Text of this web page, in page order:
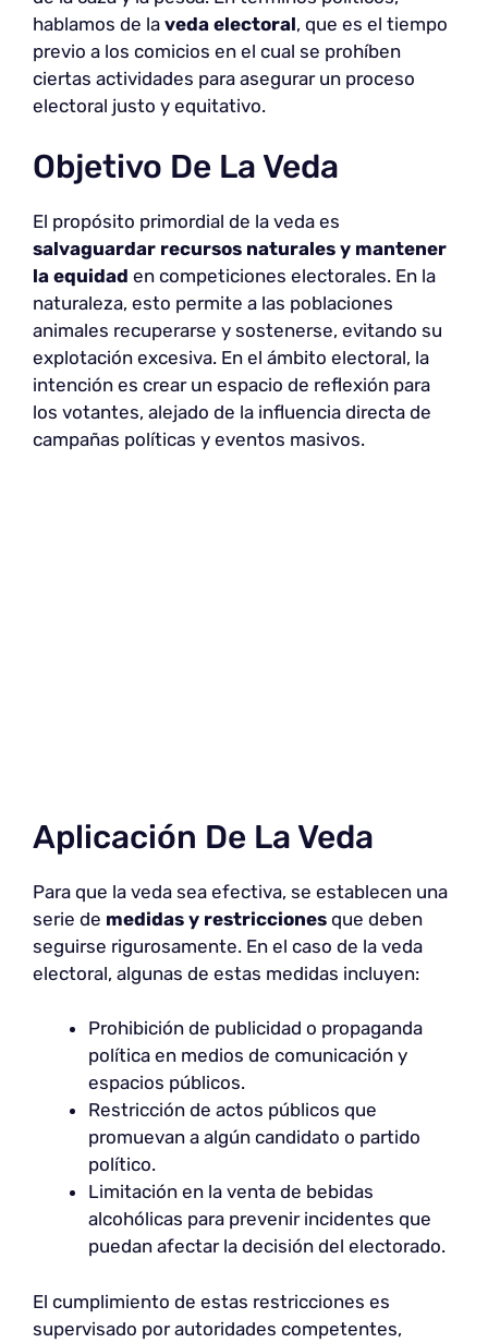
hablamos de la veda electoral, que es el tiempo
previo a los comicios en el cual se prohíben
ciertas actividades para asegurar un proceso
electoral justo y equitativo.
Objetivo De La Veda
El propósito primordial de la veda es
salvaguardar recursos naturales y mantener
la equidad en competiciones electorales. En la
naturaleza, esto permite a las poblaciones
animales recuperarse y sostenerse, evitando su
explotación excesiva. En el ámbito electoral, la
intención es crear un espacio de reflexión para
los votantes, alejado de la influencia directa de
campañas políticas y eventos masivos.
Aplicación De La Veda
Para que la veda sea efectiva, se establecen una
serie de medidas y restricciones que deben
seguirse rigurosamente. En el caso de la veda
electoral, algunas de estas medidas incluyen:
Prohibición de publicidad o propaganda
política en medios de comunicación y
espacios públicos.
Restricción de actos públicos que
promuevan a algún candidato o partido
político.
Limitación en la venta de bebidas
alcohólicas para prevenir incidentes que
puedan afectar la decisión del electorado.
El cumplimiento de estas restricciones es
supervisado por autoridades competentes,